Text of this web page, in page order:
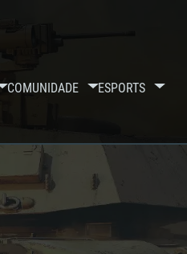
COMUNIDADE ESPORTS